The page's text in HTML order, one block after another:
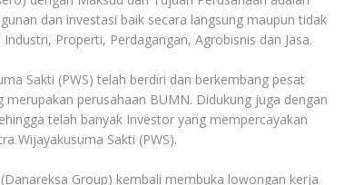
dan investasi baik secara langsung maupun tidak
Properti, Perdagangan, Agrobisnis dan Jasa.
Sakti (PWS) telah berdiri dan berkembang pesat
perusahaan BUMN. Didukung juga dengan
telah banyak Investor yang mempercayakan
Wijayakusuma Sakti (PWS).
Group) kembali membuka lowongan kerja